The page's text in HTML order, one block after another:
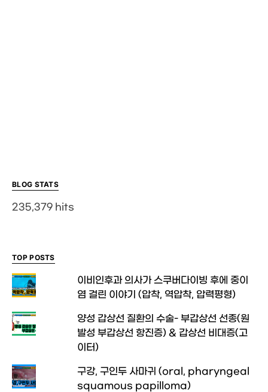
BLOG STATS
235,379 hits
TOP POSTS
이비인후과 의사가 스쿠버다이빙 후에 중이
염 걸린 이야기 (압착, 역압착, 압력평형)
양성 갑상선 질환의 수술- 부갑상선 선종(원
발성 부갑상선 항진증) & 갑상선 비대증(고
이터)
구강, 구인두 사마귀 (oral, pharyngeal
squamous papilloma)